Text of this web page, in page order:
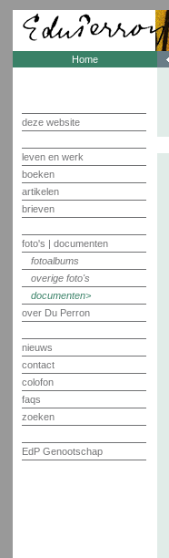
Home
deze website
leven en werk
boeken
artikelen
brieven
foto's | documenten
fotoalbums
overige foto's
documenten
over Du Perron
nieuws
contact
colofon
faqs
zoeken
EdP Genootschap